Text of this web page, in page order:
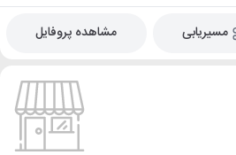
مسیریابی مشاهده پروفایل